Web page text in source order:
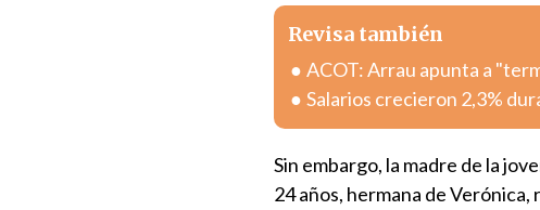
Revisa también
ACOT: Arrau apunta a
Salarios crecieron 2,3%
Sin embargo, la madre de la
24 años, hermana de Verónica,